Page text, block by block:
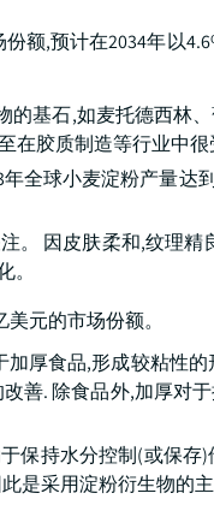
额,预计在2034年以
的基石,如麦托德西林
在胶质制造等行业中
全球小麦淀粉产量达
。 因皮肤柔和,纹理精
元的市场份额。
厚食品,形成较粘性
善. 除食品外,加厚对
保持水分控制(或保存)
是采用淀粉衍生物的